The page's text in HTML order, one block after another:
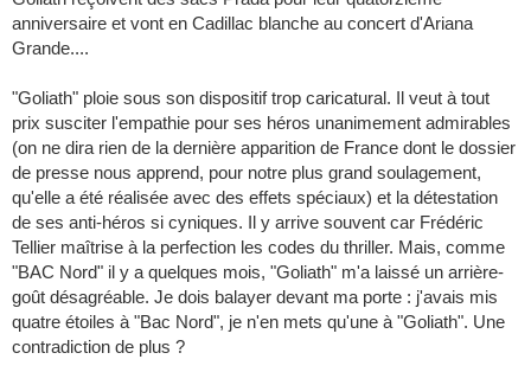
anniversaire et vont en Cadillac blanche au concert d'Ariana
Grande....
"Goliath" ploie sous son dispositif trop caricatural. Il veut à tout
prix susciter l'empathie pour ses héros unanimement admirables
(on ne dira rien de la dernière apparition de France dont le dossier
de presse nous apprend, pour notre plus grand soulagement,
qu'elle a été réalisée avec des effets spéciaux) et la détestation
de ses anti-héros si cyniques. Il y arrive souvent car Frédéric
Tellier maîtrise à la perfection les codes du thriller. Mais, comme
"BAC Nord" il y a quelques mois, "Goliath" m'a laissé un arrière-
goût désagréable. Je dois balayer devant ma porte : j'avais mis
quatre étoiles à "Bac Nord", je n'en mets qu'une à "Goliath". Une
contradiction de plus ?